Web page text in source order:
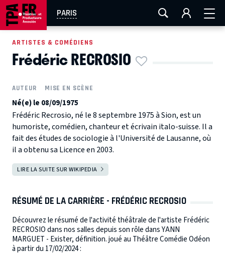
PARIS
AIX-MARSEILLE LA ROCHELLE
EN TOURNÉE
ARTISTES & COMÉDIENS
Frédéric RECROSIO
AUTEUR MISE EN SCÈNE
Né(e) le 08/09/1975
Frédéric Recrosio, né le 8 septembre 1975 à Sion, est un
humoriste, comédien, chanteur et écrivain italo-suisse. Il a
fait des études de sociologie à l'Université de Lausanne, où
il a obtenu sa Licence en 2003.
LIRE LA SUITE SUR WIKIPEDIA
RÉSUMÉ DE LA CARRIÈRE - FRÉDÉRIC RECROSIO
Découvrez le résumé de l'activité théâtrale de l'artiste Frédéric
RECROSIO dans nos salles depuis son rôle dans YANN
MARGUET - Exister, définition. joué au Théâtre Comédie Odéon
à partir du 17/02/2024 :